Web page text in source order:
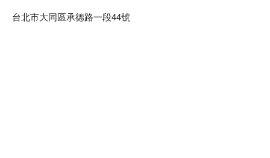
刻查看⬇︎
台北市大同區承德路一段44號